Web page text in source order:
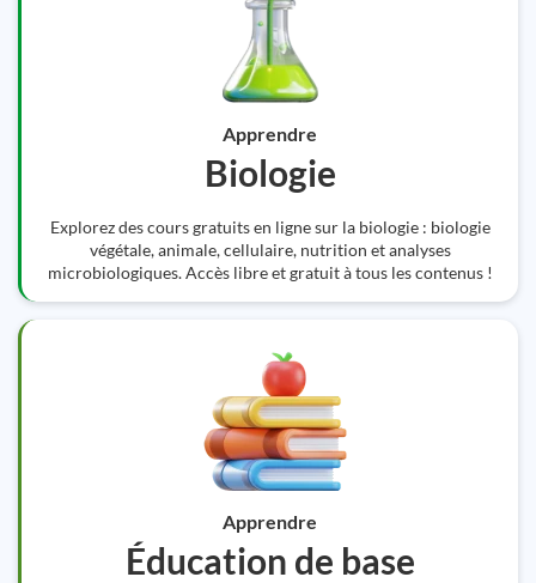
Apprendre
Biologie
Explorez des cours gratuits en ligne sur la biologie : biologie
végétale, animale, cellulaire, nutrition et analyses
microbiologiques. Accès libre et gratuit à tous les contenus !
Apprendre
Éducation de base